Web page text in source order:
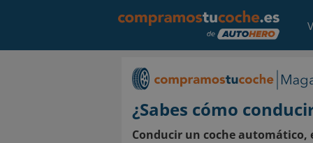
¿Sabes cómo
Conducir un coche automático,